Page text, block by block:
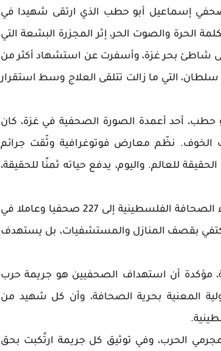
الصحفي إسماعيل أبو حطب الذي ارتقى شهيدا في
الحرة والصوت الحر، إثر المجزرة البشعة التي
على شاطئ بحر غزة، وأسفرت عن استشهاد أكثر من
سلطان، التي ما زالت تتلقى العلاج وسط استقرار
حطب، أحد أعمدة الصورة الصحفية في غزة، كان
الخوف. نظّم معارض فوتوغرافية وثّقت جرائم
للعالم. واليوم، يدفع حياته ثمنًا للحقيقة،
وأضافت: "مع استشهاد الزميل إسماعيل، يرتفع عدد شهداء الصحافة الفلسطينية إلى 227 صحفيا وعاملا في
يكتفي بقصف المنازل والمستشفيات، بل يستهدف
مؤكدة أن استهداف الصحفيين هو جريمة حرب
المعنية بحرية الصحافة، وأن كل شهيد من
الحرب، وفي توثيق كل جريمة ارتُكبت بحق